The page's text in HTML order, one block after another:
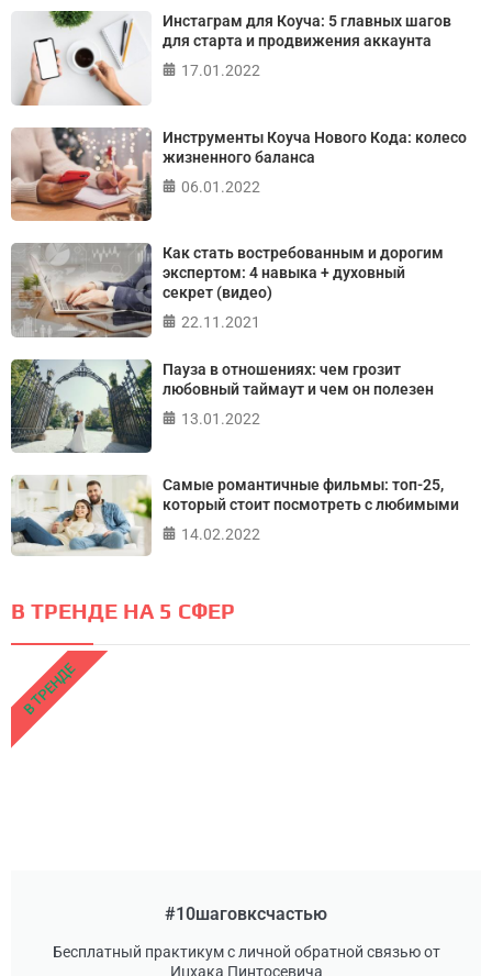
Онлайн тест на основе шкалы локуса контроля
Джулиана Роттера
Инстаграм для Коуча: 5 главных шагов
для старта и продвижения аккаунта
17.01.2022
Инструменты Коуча Нового Кода: колесо
жизненного баланса
06.01.2022
Как стать востребованным и дорогим
экспертом: 4 навыка + духовный
секрет (видео)
22.11.2021
Пауза в отношениях: чем грозит
любовный таймаут и чем он полезен
13.01.2022
Самые романтичные фильмы: топ-25,
который стоит посмотреть с любимыми
14.02.2022
В ТРЕНДЕ НА 5 СФЕР
#10шаговксчастью
Бесплатный практикум с личной обратной связью от
Ицхака Пинтосевича
В ТРЕНДЕ